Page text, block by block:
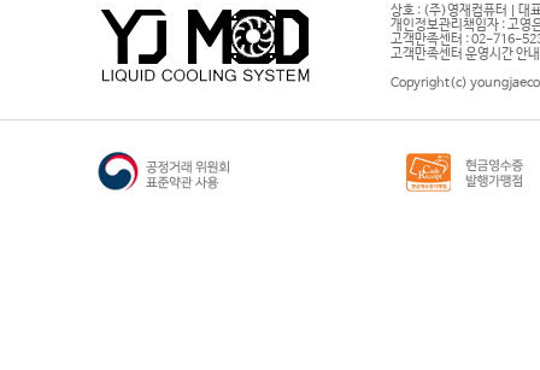
상호 : (주)영재컴퓨터 | 대
개인정보관리책임자 : 고영
고객만족센터 : 02-716-
고객만족센터 운영시간 안
Copyright(c)